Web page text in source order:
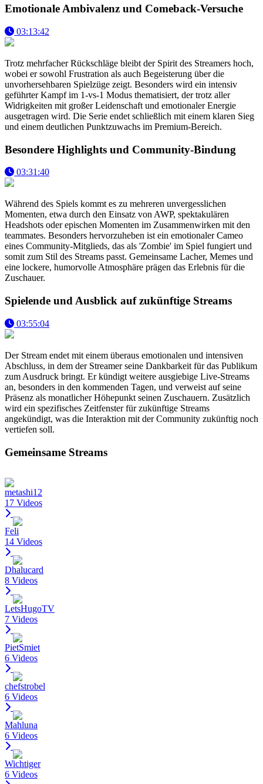
Emotionale Ambivalenz und Comeback-Versuche
03:13:42
Trotz mehrfacher Rückschläge bleibt der Spirit des Streamers hoch,
wobei er sowohl Frustration als auch Begeisterung über die
unvorhersehbaren Spielzüge zeigt. Besonders wird ein intensiv
geführter Kampf im 1-vs-1 Modus thematisiert, der trotz aller
Widrigkeiten mit großer Leidenschaft und emotionaler Energie
ausgetragen wird. Die Serie endet schließlich mit einem klaren Sieg
und einem deutlichen Punktzuwachs im Premium-Bereich.
Besondere Highlights und Community-Bindung
03:31:40
Während des Spiels kommt es zu mehreren unvergesslichen
Momenten, etwa durch den Einsatz von AWP, spektakulären
Headshots oder epischen Momenten im Zusammenwirken mit den
teammates. Besonders hervorzuheben ist ein emotionaler Cameo
eines Community-Mitglieds, das als 'Zombie' im Spiel fungiert und
somit zum Stil des Streams passt. Gemeinsame Lacher, Memes und
eine lockere, humorvolle Atmosphäre prägen das Erlebnis für die
Zuschauer.
Spielende und Ausblick auf zukünftige Streams
03:55:04
Der Stream endet mit einem überaus emotionalen und intensiven
Abschluss, in dem der Streamer seine Dankbarkeit für das Publikum
zum Ausdruck bringt. Er kündigt weitere ausgiebige Live-Streams
an, besonders in den kommenden Tagen, und verweist auf seine
Präsenz als monatlicher Höhepunkt seinen Zuschauern. Zusätzlich
wird ein spezifisches Zeitfenster für zukünftige Streams
angekündigt, was die Interaktion mit der Community zukünftig noch
vertiefen soll.
Gemeinsame Streams
metashi12
17 Videos
Feli
14 Videos
Dhalucard
8 Videos
LetsHugoTV
7 Videos
PietSmiet
6 Videos
chefstrobel
6 Videos
Mahluna
6 Videos
Wichtiger
6 Videos